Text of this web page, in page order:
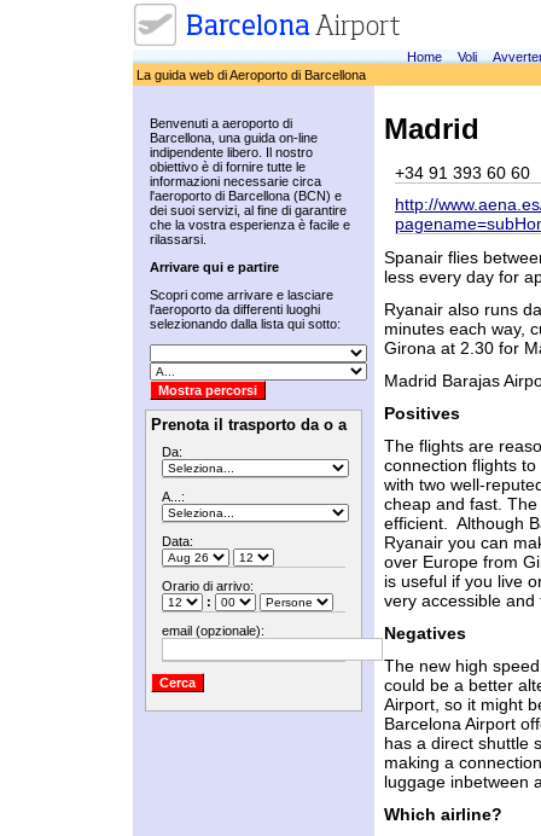
Home Voli
La guida web di Aeroporto di Barcellona
Benvenuti a aeroporto di
Barcellona, una guida on-line
indipendente libero. Il nostro
obiettivo è di fornire tutte le
informazioni necessarie circa
l'aeroporto di Barcellona (BCN) e
dei suoi servizi, al fine di garantire
che la vostra esperienza è facile e
rilassarsi.
Arrivare qui e partire
Scopri come arrivare e lasciare
l'aeroporto da differenti luoghi
selezionando dalla lista qui sotto:
Prenota il trasporto da o a
Da:
A...:
Data:
Orario di arrivo:
:
email (opzionale):
Madrid
+34 91 393 60 60
http://
Spanair flies
less every day for
Ryanair also runs
minutes each way,
Girona at 2.30 for
Madrid Barajas
Positives
The flights are
connection flights
with two well-
cheap and fast.
efficient. Although
Ryanair you can
over Europe from
is useful if you live
very accessible
Negatives
The new high
could be a better
Airport, so it might
Barcelona Airport
has a direct shuttle
making a
luggage inbetween
Which airline?